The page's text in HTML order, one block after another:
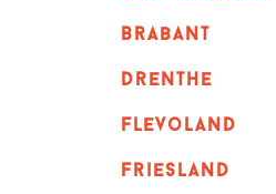
Brabant
Drenthe
Flevoland
Friesland